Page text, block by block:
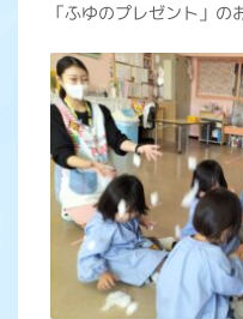
「ふゆのプレゼント」の